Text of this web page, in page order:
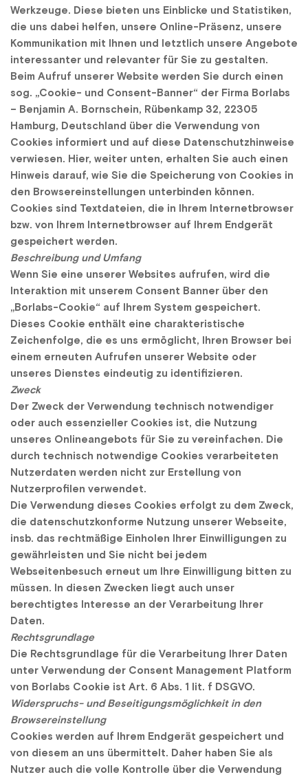
Werkzeuge. Diese bieten uns Einblicke und Statistiken,
die uns dabei helfen, unsere Online-Präsenz, unsere
Kommunikation mit Ihnen und letztlich unsere Angebote
interessanter und relevanter für Sie zu gestalten.
Beim Aufruf unserer Website werden Sie durch einen
sog. „Cookie- und Consent-Banner“ der Firma Borlabs
– Benjamin A. Bornschein, Rübenkamp 32, 22305
Hamburg, Deutschland über die Verwendung von
Cookies informiert und auf diese Datenschutzhinweise
verwiesen. Hier, weiter unten, erhalten Sie auch einen
Hinweis darauf, wie Sie die Speicherung von Cookies in
den Browsereinstellungen unterbinden können.
Cookies sind Textdateien, die in Ihrem Internetbrowser
bzw. von Ihrem Internetbrowser auf Ihrem Endgerät
gespeichert werden.
Beschreibung und Umfang
Wenn Sie eine unserer Websites aufrufen, wird die
Interaktion mit unserem Consent Banner über den
„Borlabs-Cookie“ auf Ihrem System gespeichert.
Dieses Cookie enthält eine charakteristische
Zeichenfolge, die es uns ermöglicht, Ihren Browser bei
einem erneuten Aufrufen unserer Website oder
unseres Dienstes eindeutig zu identifizieren.
Zweck
Der Zweck der Verwendung technisch notwendiger
oder auch essenzieller Cookies ist, die Nutzung
unseres Onlineangebots für Sie zu vereinfachen. Die
durch technisch notwendige Cookies verarbeiteten
Nutzerdaten werden nicht zur Erstellung von
Nutzerprofilen verwendet.
Die Verwendung dieses Cookies erfolgt zu dem Zweck,
die datenschutzkonforme Nutzung unserer Webseite,
insb. das rechtmäßige Einholen Ihrer Einwilligungen zu
gewährleisten und Sie nicht bei jedem
Webseitenbesuch erneut um Ihre Einwilligung bitten zu
müssen. In diesen Zwecken liegt auch unser
berechtigtes Interesse an der Verarbeitung Ihrer
Daten.
Rechtsgrundlage
Die Rechtsgrundlage für die Verarbeitung Ihrer Daten
unter Verwendung der Consent Management Platform
von Borlabs Cookie ist Art. 6 Abs. 1 lit. f DSGVO.
Widerspruchs- und Beseitigungsmöglichkeit in den
Browsereinstellung
Cookies werden auf Ihrem Endgerät gespeichert und
von diesem an uns übermittelt. Daher haben Sie als
Nutzer auch die volle Kontrolle über die Verwendung